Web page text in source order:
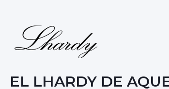
EL LHARDY DE